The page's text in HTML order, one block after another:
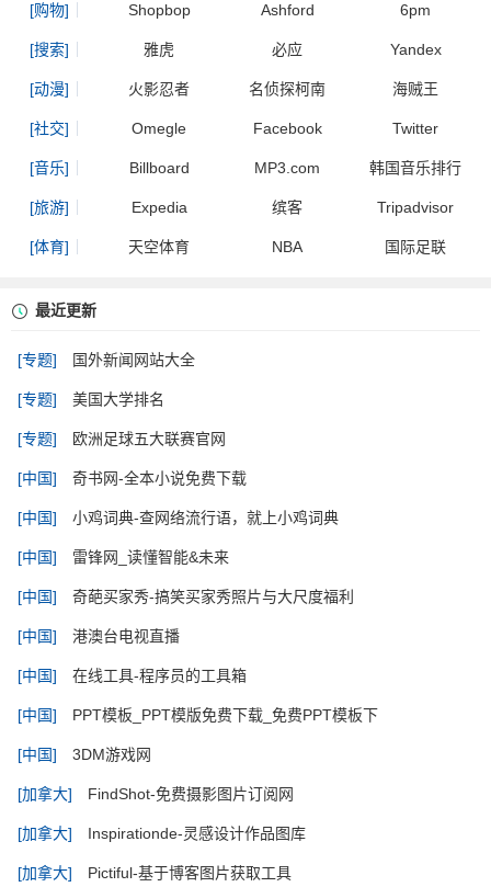
[购物] Shopbop Ashford 6pm
[搜索] 雅虎 必应 Yandex
[动漫] 火影忍者 名侦探柯南 海贼王
[社交] Omegle Facebook Twitter
[音乐] Billboard MP3.com 韩国音乐排行
[旅游] Expedia 缤客 Tripadvisor
[体育] 天空体育 NBA 国际足联
最近更新
[专题] 国外新闻网站大全
[专题] 美国大学排名
[专题] 欧洲足球五大联赛官网
[中国] 奇书网-全本小说免费下载
[中国] 小鸡词典-查网络流行语，就上小鸡词典
[中国] 雷锋网_读懂智能&未来
[中国] 奇葩买家秀-搞笑买家秀照片与大尺度福利
[中国] 港澳台电视直播
[中国] 在线工具-程序员的工具箱
[中国] PPT模板_PPT模版免费下载_免费PPT模板下
[中国] 3DM游戏网
[加拿大] FindShot-免费摄影图片订阅网
[加拿大] Inspirationde-灵感设计作品图库
[加拿大] Pictiful-基于博客图片获取工具